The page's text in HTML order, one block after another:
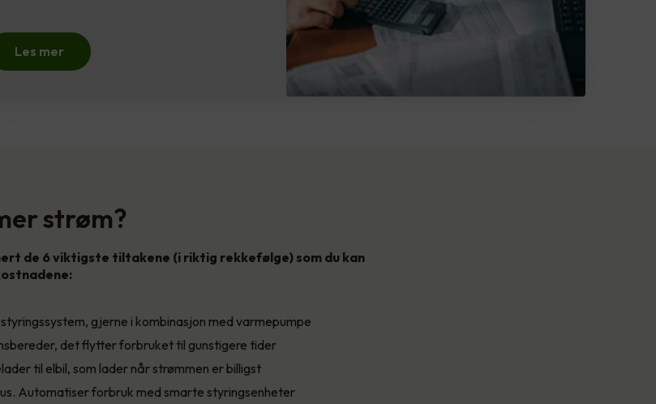
Les mer
strøm?
de 6 viktigste tiltakene (i riktig rekkefølge) som du kan
gjerne i kombinasjon med varmepumpe
det flytter forbruket til gunstigere tider
til elbil, som lader når strømmen er billigst
Automatiser forbruk med smarte styringsenheter